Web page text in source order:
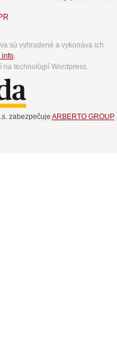
sú vyhradené a vykonáva ich
info.
na technológií Wordpress.
zabezpečuje ARBERTO GROUP